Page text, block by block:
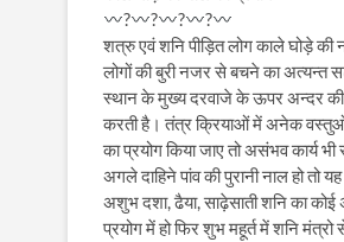
?
? ?
?
शत्रु एवं शनि पीड़ित लोग काले घोड़े की
लोगों की बुरी नजर से बचने का अत्यन्त
स्थान के मुख्य दरवाजे के ऊपर अन्दर की
करती है। तंत्र क्रियाओं में अनेक वस्तुओं
का प्रयोग किया जाए तो असंभव कार्य
अगले दाहिने पांव की पुरानी नाल हो तो
अशुभ दशा, ढैया, साढ़ेसाती शनि का
प्रयोग में हो फिर शुभ महूर्त में शनि मंत्रो